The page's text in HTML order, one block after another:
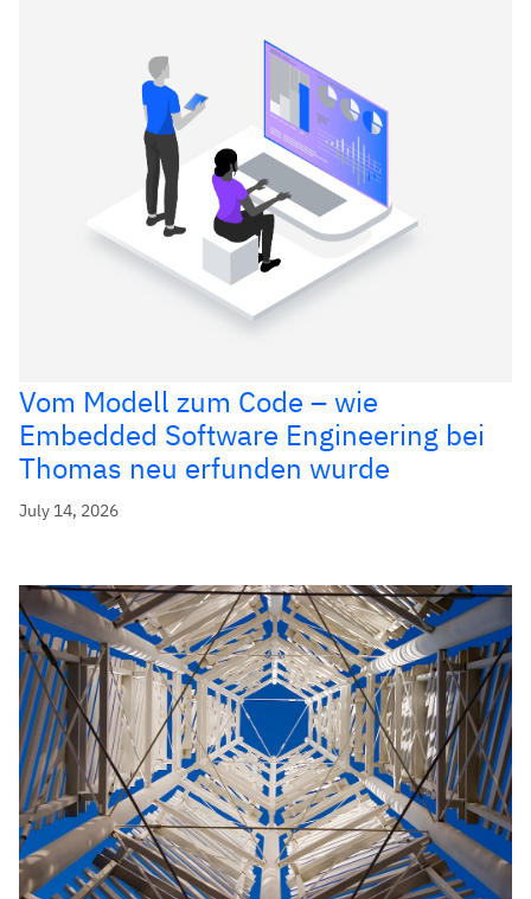
Vom Modell zum Code – wie
Embedded Software Engineering bei
Thomas neu erfunden wurde
July 14, 2026